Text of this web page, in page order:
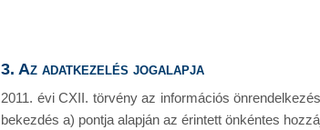
3. Az adatkezelés jogalapja
2011. évi CXII. törvény az információs
bekezdés a) pontja alapján az érintett önkéntes